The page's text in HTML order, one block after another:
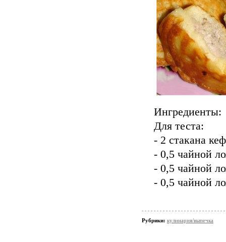
Ингредиенты:
Для теста:
- 2 стакана
- 0,5 чайной
- 0,5 чайной
- 0,5 чайной
Рубрики: кулинария/выпечка